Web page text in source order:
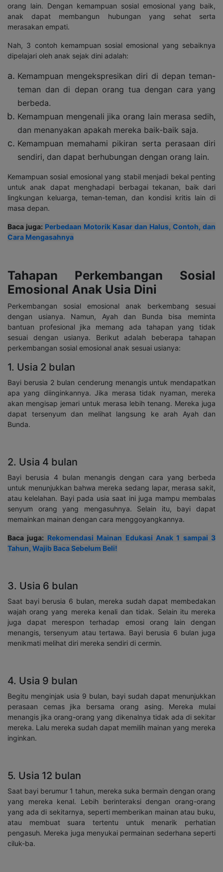
orang lain. Dengan kemampuan sosial emosional yang baik,
anak dapat membangun hubungan yang sehat serta
merasakan empati.
Nah, 3 contoh kemampuan sosial emosional yang sebaiknya
dipelajari oleh anak sejak dini adalah:
Kemampuan mengekspresikan diri di depan teman-
teman dan di depan orang tua dengan cara yang
berbeda.
Kemampuan mengenali jika orang lain merasa sedih,
dan menanyakan apakah mereka baik-baik saja.
Kemampuan memahami pikiran serta perasaan diri
sendiri, dan dapat berhubungan dengan orang lain.
Kemampuan sosial emosional yang stabil menjadi bekal penting
untuk anak dapat menghadapi berbagai tekanan, baik dari
lingkungan keluarga, teman-teman, dan kondisi kritis lain di
masa depan.
Baca juga: Perbedaan Motorik Kasar dan Halus, Contoh, dan
Cara Mengasahnya
Tahapan Perkembangan Sosial
Emosional Anak Usia Dini
Perkembangan sosial emosional anak berkembang sesuai
dengan usianya. Namun, Ayah dan Bunda bisa meminta
bantuan profesional jika memang ada tahapan yang tidak
sesuai dengan usianya. Berikut adalah beberapa tahapan
perkembangan sosial emosional anak sesuai usianya:
1. Usia 2 bulan
Bayi berusia 2 bulan cenderung menangis untuk mendapatkan
apa yang diinginkannya. Jika merasa tidak nyaman, mereka
akan mengisap jemari untuk merasa lebih tenang. Mereka juga
dapat tersenyum dan melihat langsung ke arah Ayah dan
Bunda.
2. Usia 4 bulan
Bayi berusia 4 bulan menangis dengan cara yang berbeda
untuk menunjukkan bahwa mereka sedang lapar, merasa sakit,
atau kelelahan. Bayi pada usia saat ini juga mampu membalas
senyum orang yang mengasuhnya. Selain itu, bayi dapat
memainkan mainan dengan cara menggoyangkannya.
Baca juga: Rekomendasi Mainan Edukasi Anak 1 sampai 3
Tahun, Wajib Baca Sebelum Beli!
3. Usia 6 bulan
Saat bayi berusia 6 bulan, mereka sudah dapat membedakan
wajah orang yang mereka kenali dan tidak. Selain itu mereka
juga dapat merespon terhadap emosi orang lain dengan
menangis, tersenyum atau tertawa. Bayi berusia 6 bulan juga
menikmati melihat diri mereka sendiri di cermin.
4. Usia 9 bulan
Begitu menginjak usia 9 bulan, bayi sudah dapat menunjukkan
perasaan cemas jika bersama orang asing. Mereka mulai
menangis jika orang-orang yang dikenalnya tidak ada di sekitar
mereka. Lalu mereka sudah dapat memilih mainan yang mereka
inginkan.
5. Usia 12 bulan
Saat bayi berumur 1 tahun, mereka suka bermain dengan orang
yang mereka kenal. Lebih berinteraksi dengan orang-orang
yang ada di sekitarnya, seperti memberikan mainan atau buku,
atau membuat suara tertentu untuk menarik perhatian
pengasuh. Mereka juga menyukai permainan sederhana seperti
ciluk-ba.